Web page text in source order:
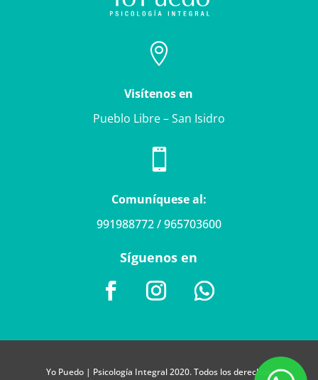

Visítenos en
Pueblo Libre – San Isidro

Comuníquese al:
991988772 / 965703600
Síguenos en
Yo Puedo | Psicología Integral 2020. Todos los derechos